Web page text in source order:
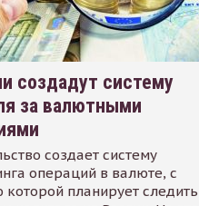
создадут систему
за валютными
создает систему
операций в валюте, с
планирует следить